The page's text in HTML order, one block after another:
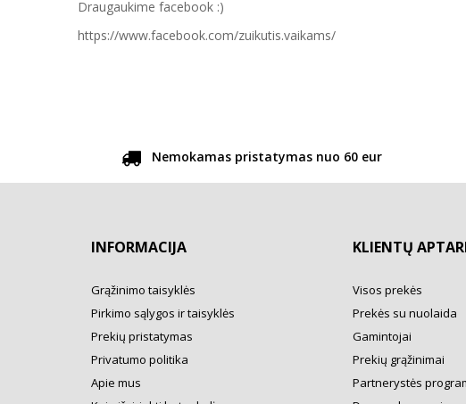
Draugaukime facebook :)
https://www.facebook.com/zuikutis.vaikams/
Nemokamas pristatymas nuo 60 eur
INFORMACIJA
Grąžinimo taisyklės
Pirkimo sąlygos ir taisyklės
Prekių pristatymas
Privatumo politika
Apie mus
KLIENTŲ
Visos prekės
Prekės su nuolaida
Gamintojai
Prekių grąžinimai
Partnerystės